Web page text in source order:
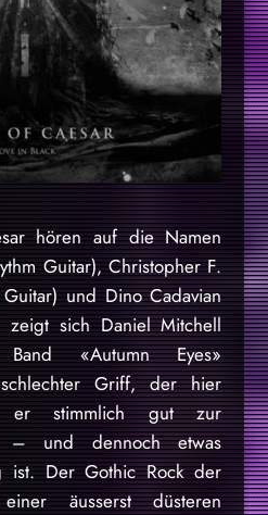
hören auf die Namen
Guitar), Christopher F.
und Dino Cadavian
zeigt sich Daniel Mitchell
«Autumn Eyes»
Griff, der hier
stimmlich gut zur
– und dennoch etwas
ist. Der Gothic Rock der
äusserst düsteren